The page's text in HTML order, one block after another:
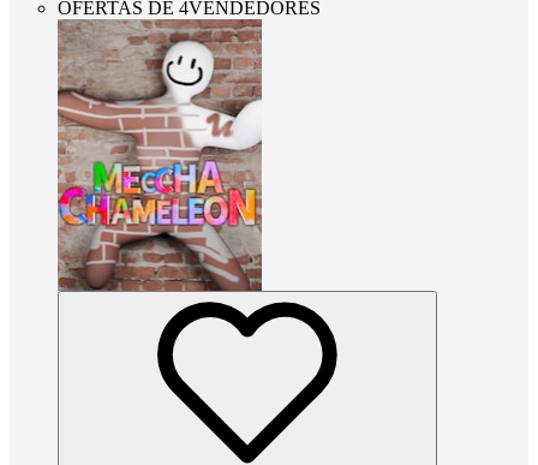
OFERTAS DE 4VENDEDORES